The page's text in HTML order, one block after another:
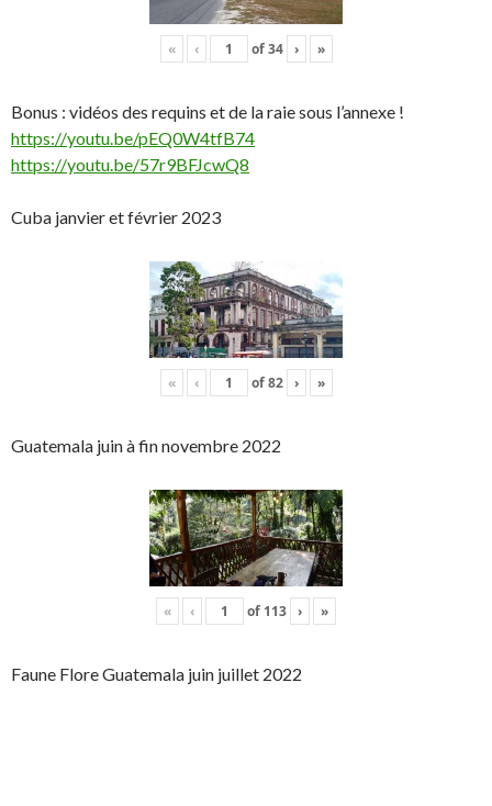
« ‹ of34 › »
Bonus : vidéos des requins et de la raie sous l’annexe !
https://youtu.be/pEQ0W4tfB74
https://youtu.be/57r9BFJcwQ8
Cuba janvier et février 2023
« ‹ of82 › »
Guatemala juin à fin novembre 2022
« ‹ of 113 › »
Faune Flore Guatemala juin juillet 2022